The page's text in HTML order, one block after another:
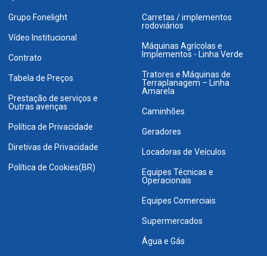
Grupo Fonelight
Vídeo Institucional
Contrato
Tabela de Preços
Prestação de serviços e
Outras avenças
Política de Privacidade
Diretivas de Privacidade
Política de Cookies(BR)
Carretas / implementos
rodoviários
Máquinas Agrícolas e
Implementos - Linha Verde
Tratores e Máquinas de
Terraplanagem – Linha
Amarela
Caminhões
Geradores
Locadoras de Veículos
Equipes Técnicas e
Operacionais
Equipes Comerciais
Supermercados
Água e Gás